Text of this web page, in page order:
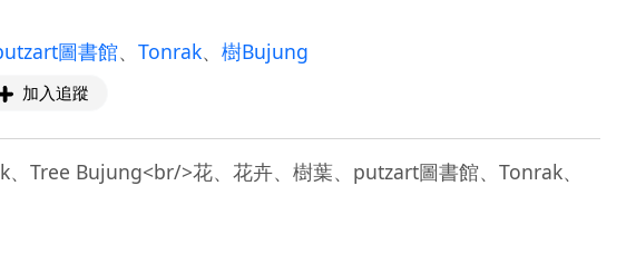
圖書館、 Tonrak、 樹Bujung
加入追蹤
Tree Bujung<br/>花、花卉、樹葉、putzart圖書館、Tonrak、